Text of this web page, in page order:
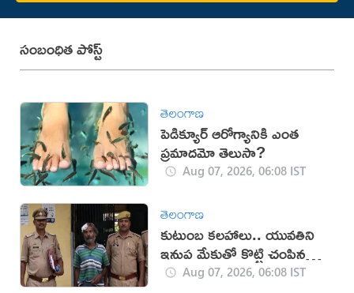
సంబంధిత పోస్ట్
తెలంగాణ
పెడిక్యూర్ ఆరోగ్యానికి ఎంత
ప్రమాదమో తెలుసా?
Aug 07, 2026, 06:08 IST
తెలంగాణ
కుటుంబ కలహాలు.. యువతిని
ఇనుప మేకుతో కొట్టి చంపిన
తండ్రిAug 07, 2026, 06:08 IST